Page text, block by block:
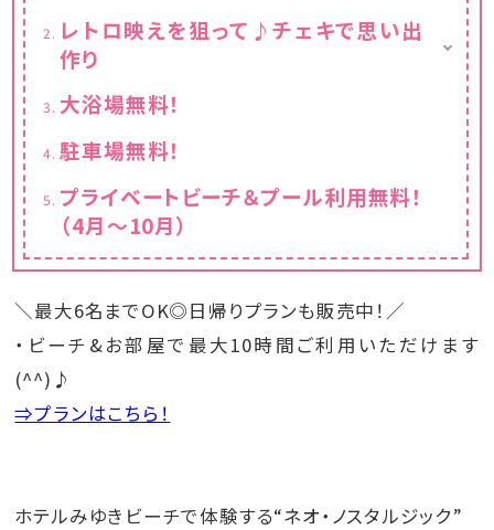
お好きなドリンク1本お渡し（人数分）
※小学生以上の方が対象
レトロ映えを狙って♪チェキで思い出
作り
チェキ専用フィルムチェキ専用フィルム1パック
大浴場無料！
駐車場無料！
プライベートビーチ＆プール利用無料！
（4月～10月）
＼最大6名までOK◎日帰りプランも販売中！／
・ビーチ&お部屋で最大10時間ご利用いただけます
(^^)♪
⇒プランはこちら！
ホテルみゆきビーチで体験する“ネオ・ノスタルジック”